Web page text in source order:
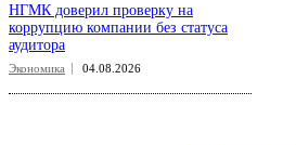
НГМК доверил проверку на
коррупцию компании без статуса
аудитора
Экономика 04.08.2026